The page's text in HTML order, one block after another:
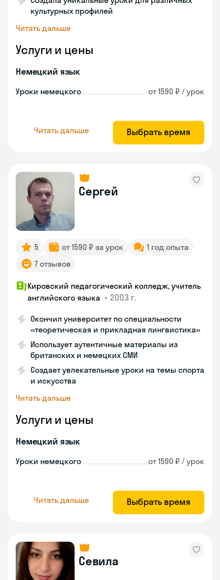
культурных профилей
Читать дальше
Услуги и цены
Немецкий язык
Уроки немецкого от 1590 ₽ / урок
Читать дальше Выбрать время
Сергей
5 от 1590 ₽ за урок
1 год опыта
7 отзывов
Кировский педагогический колледж, учитель
английского языка • 2003 г.
Окончил университет по специальности
«теоретическая и прикладная лингвистика»
Использует аутентичные материалы из
британских и немецких СМИ
Создает увлекательные уроки на темы спорта
и искусства
Читать дальше
Услуги и цены
Немецкий язык
Уроки немецкого от 1590 ₽ / урок
Читать дальше Выбрать время
Севила